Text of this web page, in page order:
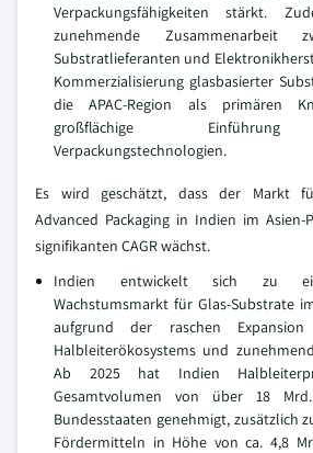
Verpackungsfähigkeiten stärkt.
zunehmende Zusammenarbeit
Substratlieferanten und
Kommerzialisierung glasbasierter
die APAC-Region als primären
großflächige Einführung
Verpackungstechnologien.
Es wird geschätzt, dass der Markt
Advanced Packaging in Indien im Asien-
signifikanten CAGR wächst.
Indien entwickelt sich zu
Wachstumsmarkt für Glas-Substrate
aufgrund der raschen Expansion
Halbleiterökosystems und
Ab 2025 hat Indien
Gesamtvolumen von über 18
Bundesstaaten genehmigt, zusätzlich
Fördermitteln in Höhe von ca. 4,8